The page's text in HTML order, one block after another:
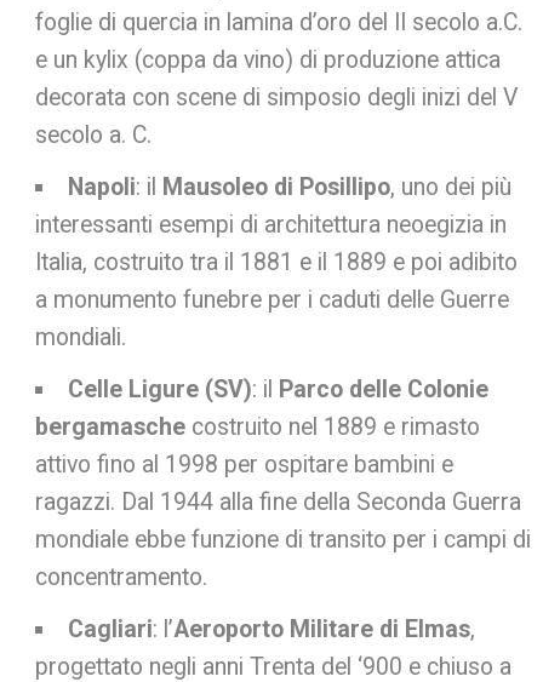
foglie di quercia in lamina d’oro del II secolo a.C.
e un kylix (coppa da vino) di produzione attica
decorata con scene di simposio degli inizi del V
secolo a. C.
Napoli: il Mausoleo di Posillipo, uno dei più
interessanti esempi di architettura neoegizia in
Italia, costruito tra il 1881 e il 1889 e poi adibito
a monumento funebre per i caduti delle Guerre
mondiali.
Celle Ligure (SV): il Parco delle Colonie
bergamasche costruito nel 1889 e rimasto
attivo fino al 1998 per ospitare bambini e
ragazzi. Dal 1944 alla fine della Seconda Guerra
mondiale ebbe funzione di transito per i campi di
concentramento.
Cagliari: l’Aeroporto Militare di Elmas,
progettato negli anni Trenta del ‘900 e chiuso a